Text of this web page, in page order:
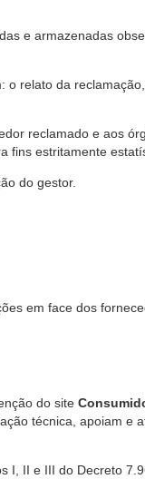
e armazenadas
o relato da
reclamado e aos
fins estritamente
do gestor.
em face dos
do site
técnica, apoiam e
I, II e III do Decreto